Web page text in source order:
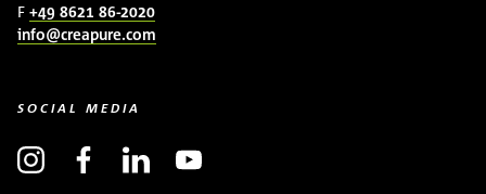
F +49 8621 86-2020
info@creapure.com
SOCIAL MEDIA